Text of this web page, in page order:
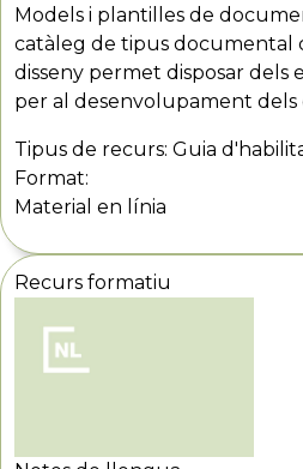
Models i plantilles de
catàleg de tipus documental
disseny permet disposar dels
per al desenvolupament dels
Tipus de recurs: Guia
Format:
Material en línia
Recurs formatiu